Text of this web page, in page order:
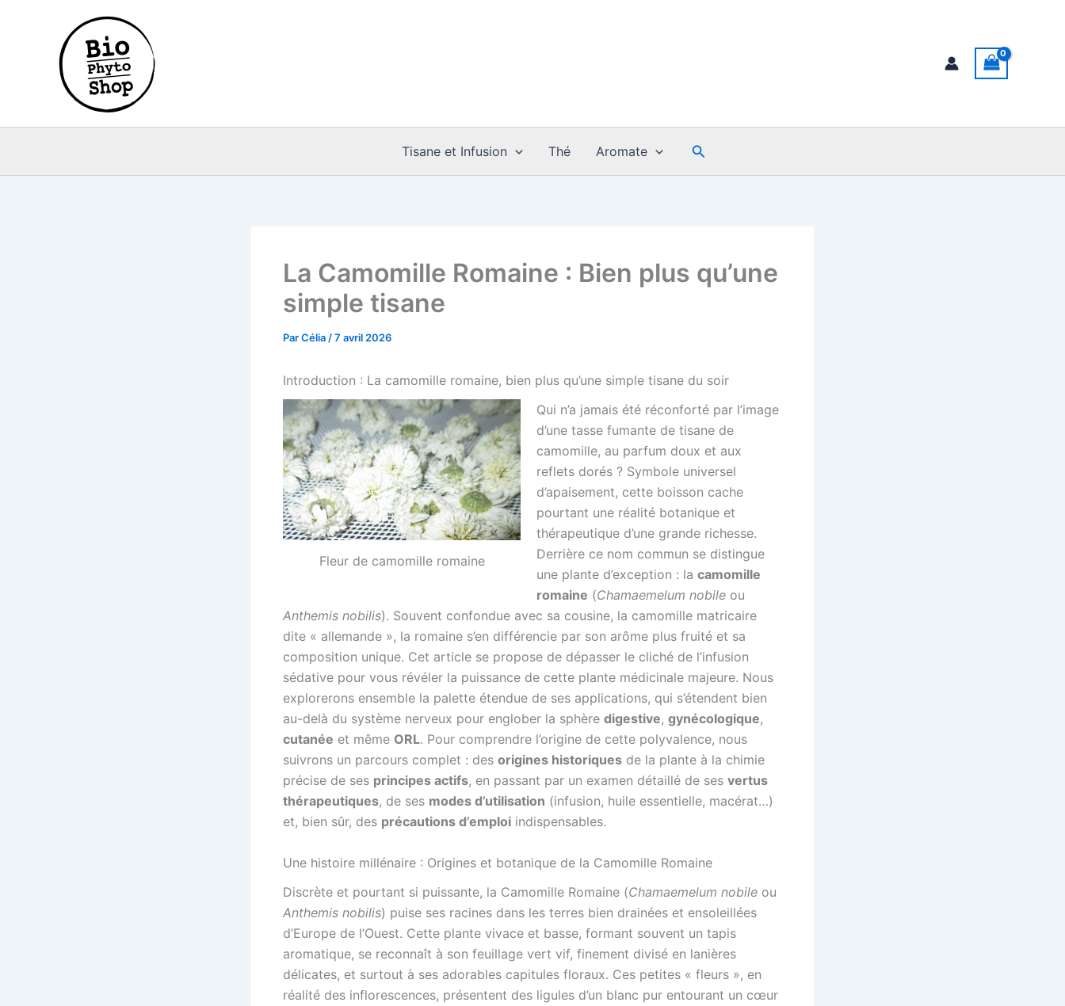
Tisane et Infusion Thé Aromate Rechercher
La Camomille Romaine : Bien plus qu’une
simple tisane
ParCélia /7 avril 2026
Introduction : La camomille romaine, bien plus qu’une simple tisane du soir
Fleur de camomille romaine
Qui n’a jamais été réconforté par l’image
d’une tasse fumante de tisane de
camomille, au parfum doux et aux
reflets dorés ? Symbole universel
d’apaisement, cette boisson cache
pourtant une réalité botanique et
thérapeutique d’une grande richesse.
Derrière ce nom commun se distingue
une plante d’exception : la camomille
romaine (Chamaemelum nobile ou
Anthemis nobilis). Souvent confondue avec sa cousine, la camomille matricaire
dite « allemande », la romaine s’en différencie par son arôme plus fruité et sa
composition unique. Cet article se propose de dépasser le cliché de l’infusion
sédative pour vous révéler la puissance de cette plante médicinale majeure. Nous
explorerons ensemble la palette étendue de ses applications, qui s’étendent bien
au-delà du système nerveux pour englober la sphère digestive, gynécologique,
cutanée et même ORL. Pour comprendre l’origine de cette polyvalence, nous
suivrons un parcours complet : des origines historiques de la plante à la chimie
précise de ses principes actifs, en passant par un examen détaillé de ses vertus
thérapeutiques, de ses modes d’utilisation (infusion, huile essentielle, macérat…)
et, bien sûr, des précautions d’emploi indispensables.
Une histoire millénaire : Origines et botanique de la Camomille Romaine
Discrète et pourtant si puissante, la Camomille Romaine (Chamaemelum nobile ou
Anthemis nobilis) puise ses racines dans les terres bien drainées et ensoleillées
d’Europe de l’Ouest. Cette plante vivace et basse, formant souvent un tapis
aromatique, se reconnaît à son feuillage vert vif, finement divisé en lanières
délicates, et surtout à ses adorables capitules floraux. Ces petites « fleurs », en
réalité des inflorescences, présentent des ligules d’un blanc pur entourant un cœur